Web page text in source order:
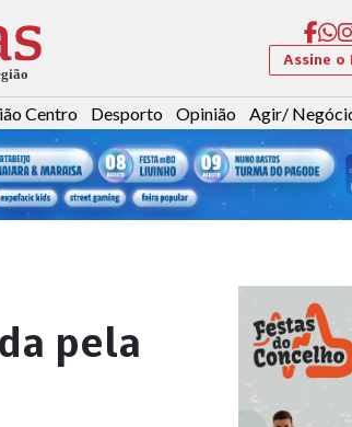
Assine o
Centro Desporto Opinião Agir/
pela